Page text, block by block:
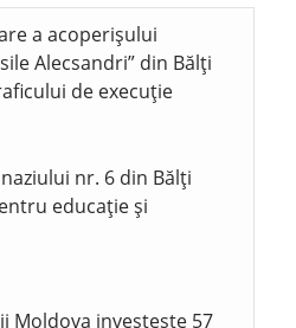
a acoperișului
Alecsandri” din Bălți
de execuție
nr. 6 din Bălți
educație și
Moldova investește 57